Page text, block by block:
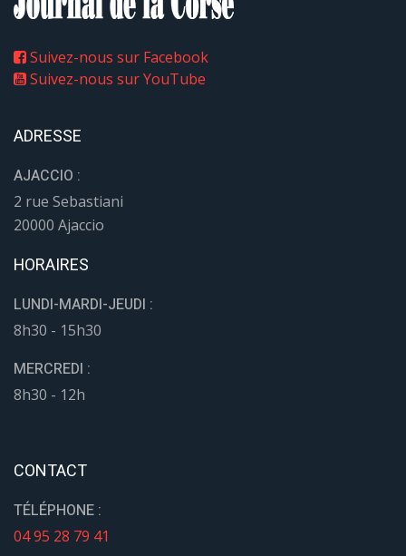
Suivez-nous sur Facebook
Suivez-nous sur YouTube
ADRESSE
AJACCIO :
2 rue Sebastiani
20000 Ajaccio
HORAIRES
LUNDI-MARDI-JEUDI :
8h30 - 15h30
MERCREDI :
8h30 - 12h
CONTACT
TÉLÉPHONE :
04 95 28 79 41